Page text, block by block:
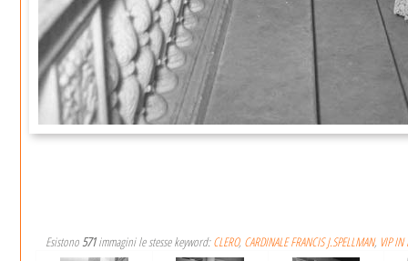
Esistono571immagini le stesse keyword:CLERO, CARDINALE FRANCIS J.SPELLMAN, VIP IN